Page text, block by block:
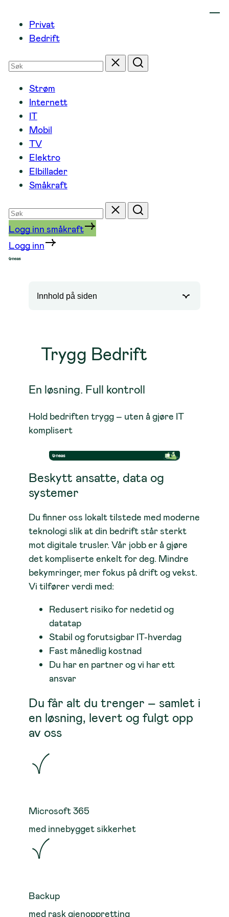
innhold
Privat
Bedrift
Søk
etter
Tilbakestill
Søk
Strøm
Internett
IT
Mobil
TV
Elektro
Elbillader
Småkraft
Søk
etter
Tilbakestill
Søk
Logg inn småkraft
Logg inn
Innhold på siden
Trygg Bedrift
En løsning. Full kontroll
Hold bedriften trygg – uten å gjøre IT
komplisert
Beskytt ansatte, data og
systemer
Du finner oss lokalt tilstede med moderne
teknologi slik at din bedrift står sterkt
mot digitale trusler. Vår jobb er å gjøre
det kompliserte enkelt for deg. Mindre
bekymringer, mer fokus på drift og vekst.
Vi tilfører verdi med:
Redusert risiko for nedetid og
datatap
Stabil og forutsigbar IT-hverdag
Fast månedlig kostnad
Du har en partner og vi har ett
ansvar
Du får alt du trenger – samlet i
en løsning, levert og fulgt opp
av oss
Microsoft 365
med innebygget sikkerhet
Backup
med rask gjenoppretting